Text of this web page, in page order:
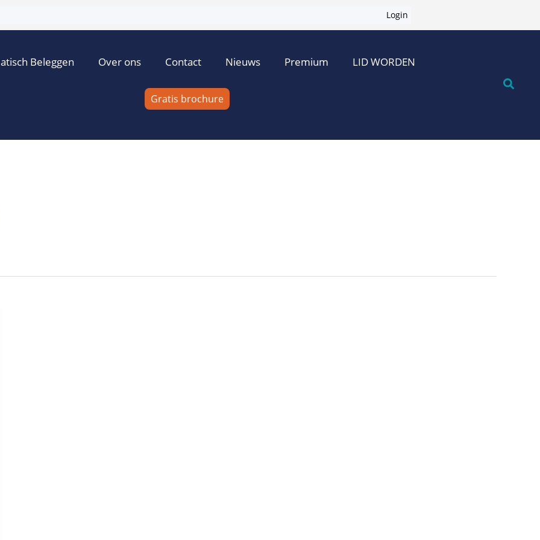
Login
Beleggen Over ons Contact Nieuws Premium LID WORDEN
Gratis brochure